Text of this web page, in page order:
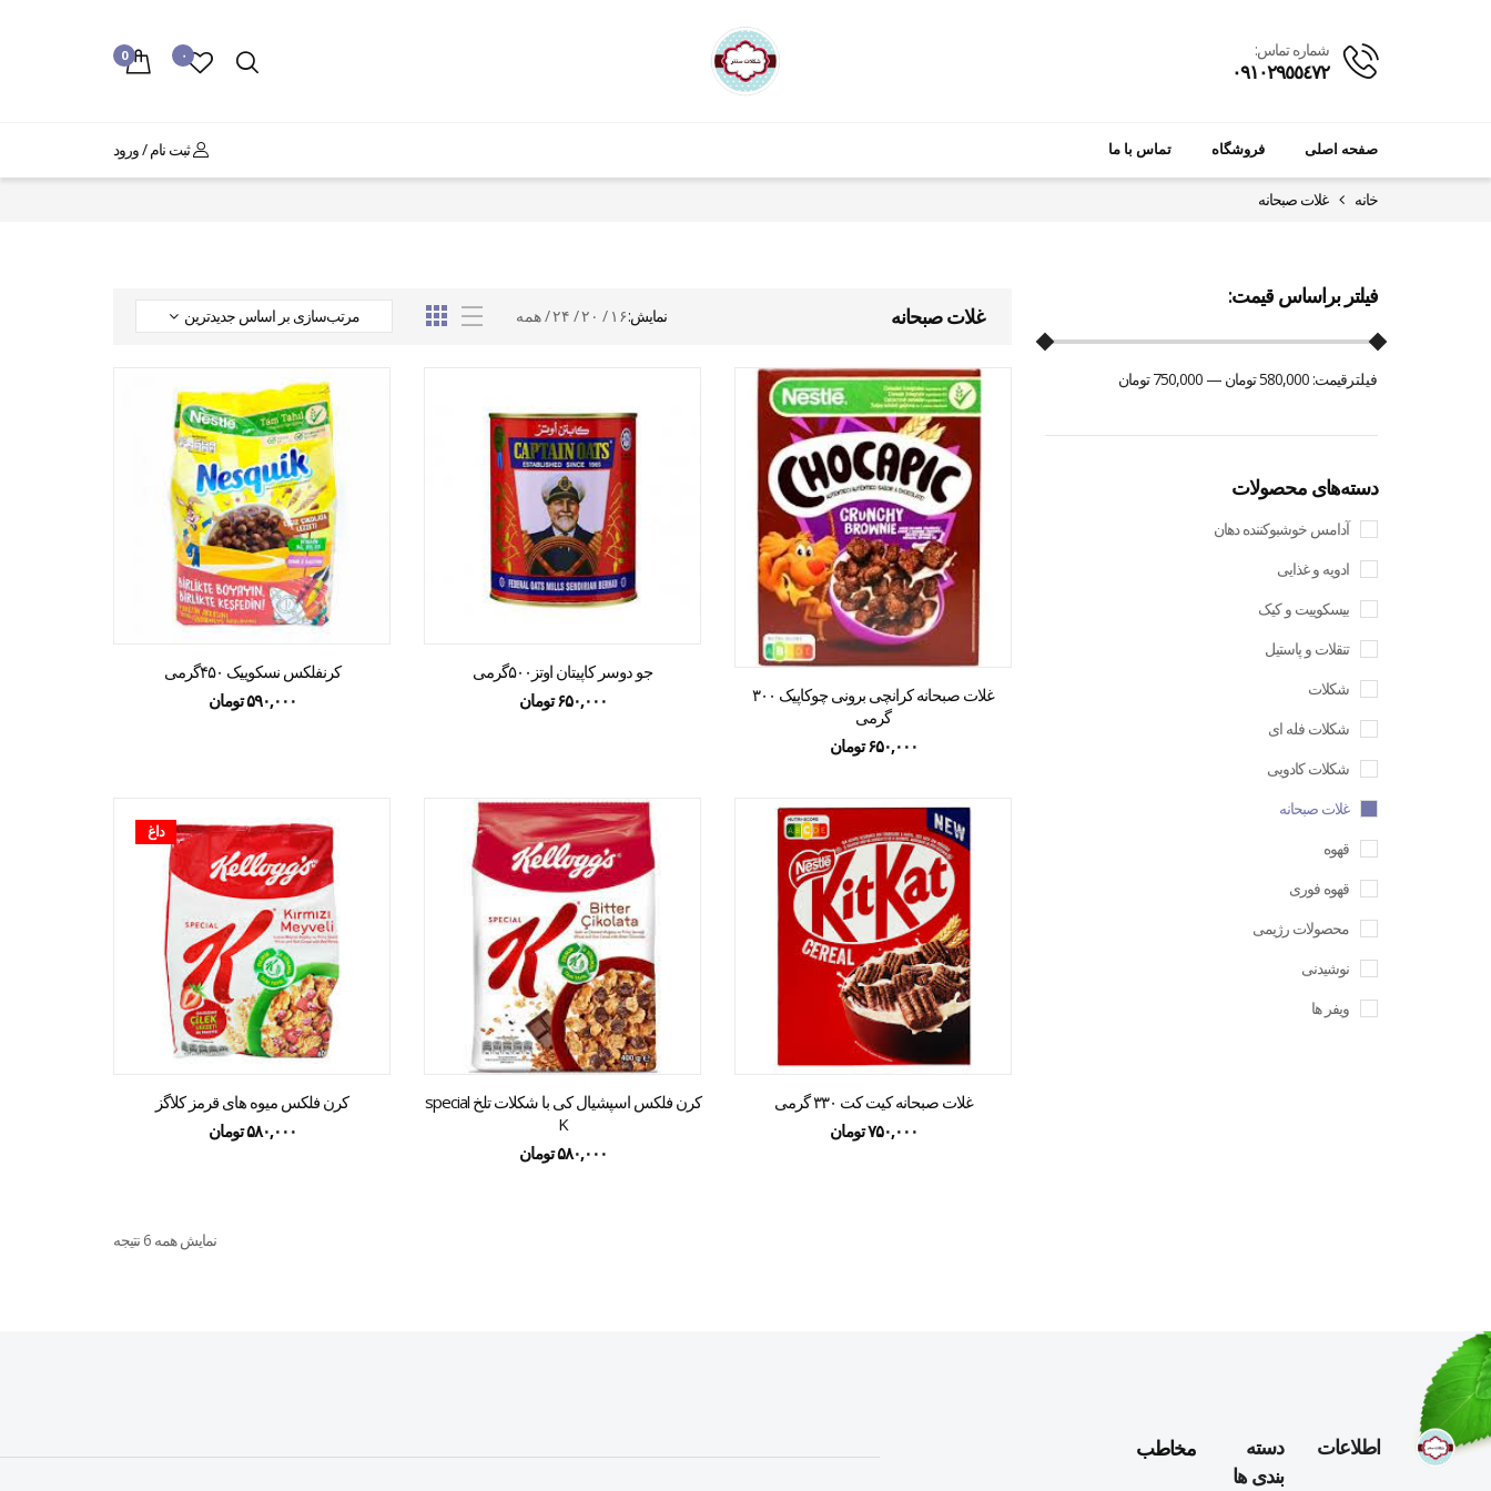
شماره تماس:
٠٩١٠٢٩٥٥٤٧٢
۰ 0
صفحه اصلی فروشگاه تماس با ما ثبت نام / ورود
خانه غلات صبحانه
غلات صبحانه نمایش:۱۶ / ۲۰/ ۲۴/همه مرتب‌سازی بر اساس جدیدترین
غلات صبحانه کرانچی برونی چوکاپیک ۳۰۰
گرمی
۶۵۰,۰۰۰ تومان
جو دوسر کاپیتان اوتز۵۰۰گرمی
۶۵۰,۰۰۰ تومان
کرنفلکس نسکوییک ۴۵۰گرمی
۵۹۰,۰۰۰تومان
غلات صبحانه کیت کت ۳۳۰ گرمی
۷۵۰,۰۰۰تومان
کرن فلکس اسپشیال کی با شکلات تلخ special
K
۵۸۰,۰۰۰تومان
داغ
کرن فلکس میوه های قرمز کلاگز
۵۸۰,۰۰۰تومان
نمایش همه 6 نتیجه
فیلتر براساس قیمت:
فیلتر قیمت: 580,000 تومان — 750,000 تومان
دسته‌های محصولات
آدامس خوشبوکننده دهان
ادویه و غذایی
بیسکوییت و کیک
تنقلات و پاستیل
شکلات
شکلات فله ای
شکلات کادویی
غلات صبحانه
قهوه
قهوه فوری
محصولات رژیمی
نوشیدنی
ویفر ها
اطلاعات
دسته
بندی ها
مخاطب